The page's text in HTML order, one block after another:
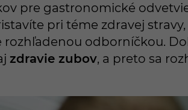
pre gastronomické
pri téme zdravej
odborníčkou.
zdravie zubov, a preto sa